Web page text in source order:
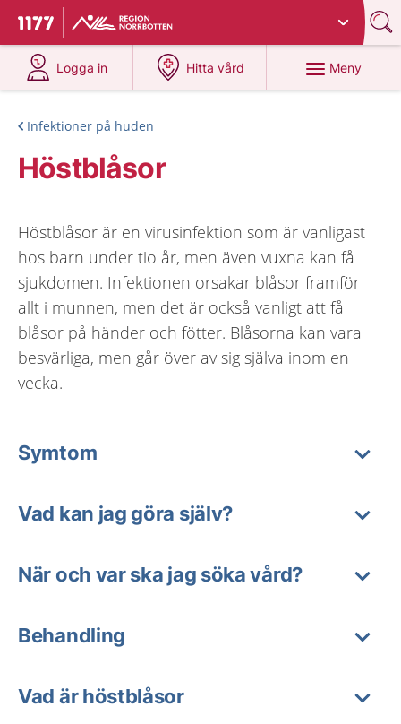
Till startsidan för 1177
Du har valt region
Logga in
på 1177.se
Hitta vård
på 1177.se
Meny
Infektioner på huden
Höstblåsor
Höstblåsor är en virusinfektion som är vanligast
hos barn under tio år, men även vuxna kan få
sjukdomen. Infektionen orsakar blåsor framför
allt i munnen, men det är också vanligt att få
blåsor på händer och fötter. Blåsorna kan vara
besvärliga, men går över av sig själva inom en
vecka.
Symtom
Vad kan jag göra själv?
När och var ska jag söka vård?
Behandling
Vad är höstblåsor